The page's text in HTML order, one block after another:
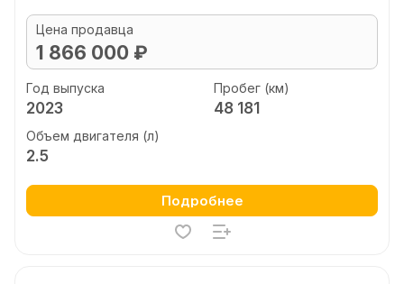
Цена продавца
1 866 000 ₽
Год выпуска
2023
Пробег (км)
48 181
Объем двигателя (л)
2.5
Подробнее